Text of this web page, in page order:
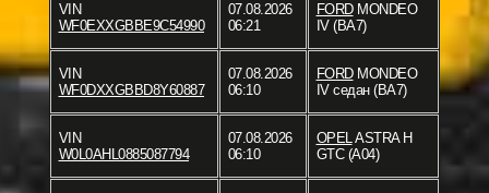
VIN
WF0EXXGBBE9C54990
07.08.2026
06:21
FORDMONDEO
IV (BA7)
VIN
WF0DXXGBBD8Y60887
07.08.2026
06:10
FORDMONDEO
IV седан (BA7)
VIN
W0L0AHL0885087794
07.08.2026
06:10
OPELASTRA H
GTC (A04)